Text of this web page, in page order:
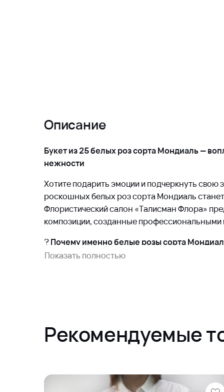
Описание
Букет из 25 белых роз сорта Мондиаль —
нежности
Хотите подарить эмоции и подчеркнуть свою
роскошных белых роз сорта Мондиаль
Флористический салон «Талисман Флора»
композиции, созданные профессиональными
?Почему именно белые розы сорта
чистоту чувств, искренность намерений и
Количество цветов: 25 шт.
Цвет бутонов: чистый белый оттенок
Подходит для любых поводов:
Показать полностью
Рекомендуемые